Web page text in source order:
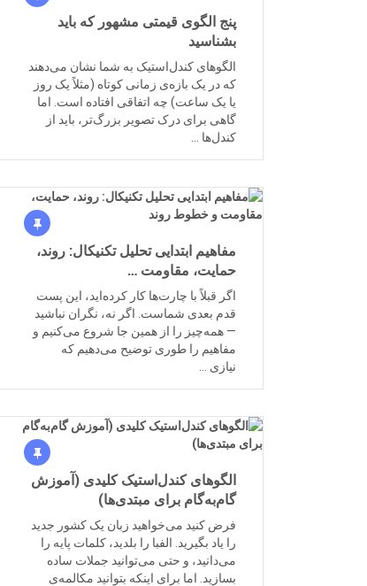
پنج الگوی قیمتی مشهور که باید
بشناسید
الگوهای کندل‌استیک به شما نشان می‌دهند
که در یک بازه‌ی زمانی کوتاه (مثلاً یک روز
یا یک ساعت) چه اتفاقی افتاده است. اما
گاهی برای درک تصویر بزرگ‌تر، باید از
کندل‌ها …
مفاهیم ابتدایی تحلیل تکنیکال: روند،
حمایت، مقاومت …
اگر قبلاً با چارت‌ها کار کرده‌اید، این پست
قدم بعدی شماست. اگر نه، نگران نباشید
— همه‌چیز را از همین جا شروع می‌کنیم و
مفاهیم را طوری توضیح می‌دهیم که
نیازی …
الگوهای کندل‌استیک کلیدی (آموزش
گام‌به‌گام برای مبتدی‌ها)
فرض کنید می‌خواهید زبان یک کشور جدید
را یاد بگیرید. الفبا را بلدید، کلمات پایه را
می‌دانید، و حتی می‌توانید جملات ساده
بسازید. اما برای اینکه بتوانید مکالمه‌ی